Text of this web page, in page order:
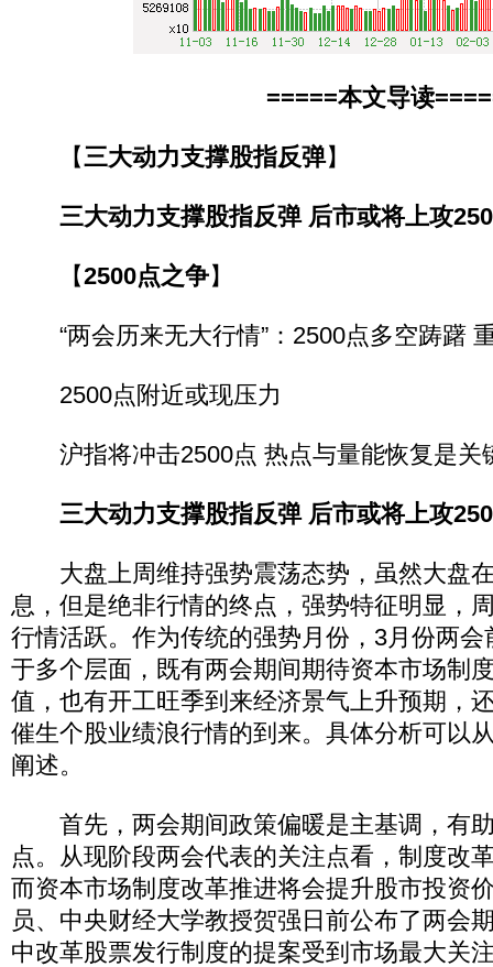
=====本文导读
【三大动力支撑股指反弹】
三大动力支撑股指反弹 后市或将上攻
【2500点之争】
“两会历来无大行情”：2500点多空踌躇
2500点附近或现压力
沪指将冲击2500点 热点与量能恢复是关
三大动力支撑股指反弹 后市或将上攻
大盘上周维持强势震荡态势，虽然大盘
息，但是绝非行情的终点，强势特征明显，
行情活跃。作为传统的强势月份，3月份两
于多个层面，既有两会期间期待资本市场制
值，也有开工旺季到来经济景气上升预期，
催生个股业绩浪行情的到来。具体分析可以
阐述。
首先，两会期间政策偏暖是主基调，有
点。从现阶段两会代表的关注点看，制度改
而资本市场制度改革推进将会提升股市投资
员、中央财经大学教授贺强日前公布了两会
中改革股票发行制度的提案受到市场最大关